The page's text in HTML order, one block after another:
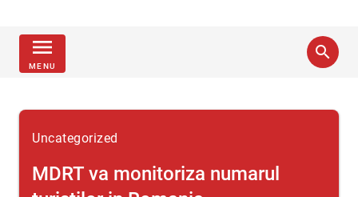
menu
MENU
search
Uncategorized
MDRT va monitoriza numarul